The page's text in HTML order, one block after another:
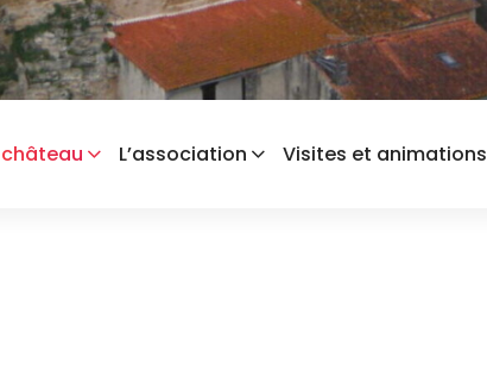
château L’association Visites et animations